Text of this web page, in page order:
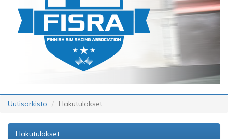
Uutisarkisto Hakutulokset
Hakutulokset